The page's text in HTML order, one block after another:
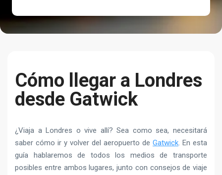
Cómo llegar a Londres
desde Gatwick
¿Viaja a Londres o vive allí? Sea como sea, necesitará
saber cómo ir y volver del aeropuerto de Gatwick. En esta
guía hablaremos de todos los medios de transporte
posibles entre ambos lugares, junto con consejos de viaje